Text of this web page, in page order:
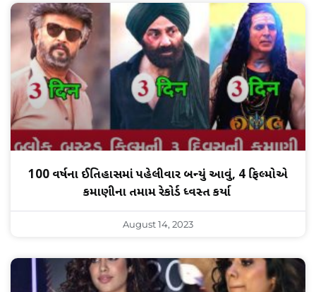
100 વર્ષના ઈતિહાસમાં પહેલીવાર બન્યું આવું, 4 ફિલ્મોએ
કમાણીના તમામ રેકોર્ડ ધ્વસ્ત કર્યા
August 14, 2023